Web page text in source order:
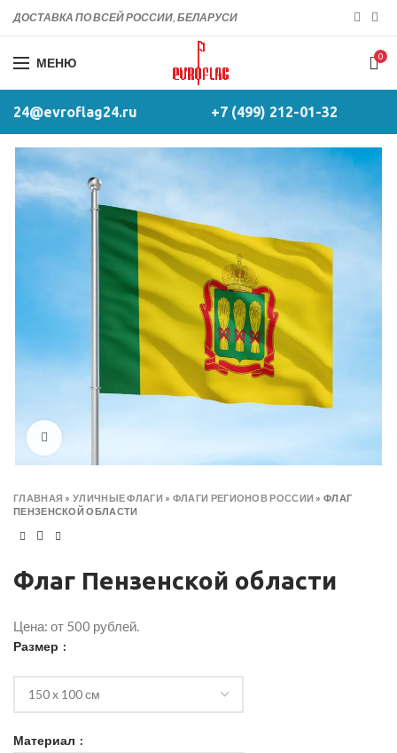
ДОСТАВКА ПО ВСЕЙ РОССИИ, БЕЛАРУСИ
МЕНЮ 0
24@evroflag24.ru +7 (499) 212-01-32
ГЛАВНАЯ »УЛИЧНЫЕ ФЛАГИ » ФЛАГИ РЕГИОНОВ РОССИИ »ФЛАГ
ПЕНЗЕНСКОЙ ОБЛАСТИ
Флаг Пензенской области
Цена: от 500 рублей.
Размер
Материал